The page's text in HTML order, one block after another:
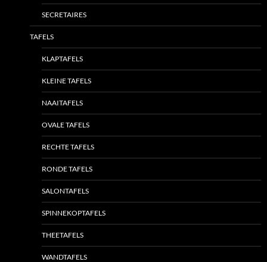
SECRETAIRES
TAFELS
KLAPTAFELS
KLEINE TAFELS
NAAITAFELS
OVALE TAFELS
RECHTE TAFELS
RONDE TAFELS
SALONTAFELS
SPINNEKOPTAFELS
THEETAFELS
WANDTAFELS